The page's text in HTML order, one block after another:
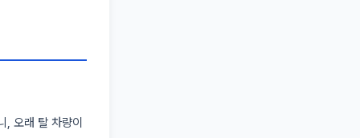
오래 탈 차량이